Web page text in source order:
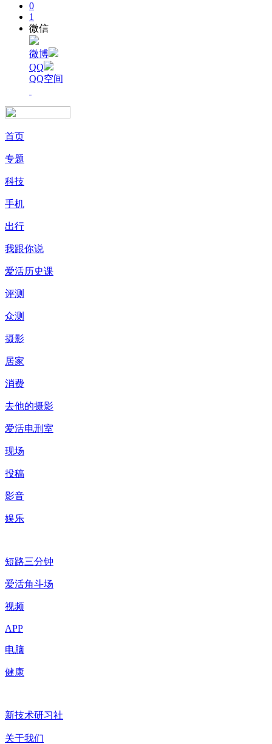
0
1
微信
微博
QQ
QQ空间
首页
专题
科技
手机
出行
我跟你说
爱活历史课
评测
众测
摄影
居家
消费
去他的摄影
爱活电刑室
现场
投稿
影音
娱乐
短路三分钟
爱活角斗场
视频
APP
电脑
健康
新技术研习社
关于我们